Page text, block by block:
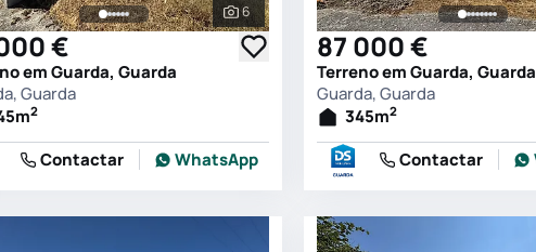
Ver todas as fotografias
6
€
em Guarda, Guarda
Guarda
m2
Contactar WhatsApp
87 000 €
Terreno em Guarda, Guarda
Guarda, Guarda
345m2
Contactar